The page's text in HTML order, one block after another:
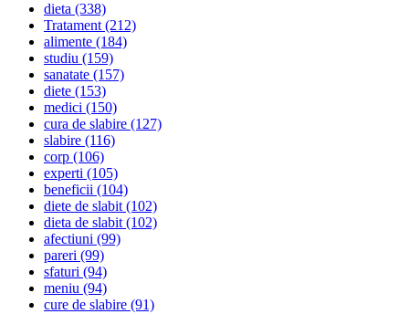
dieta (338)
Tratament(212)
alimente (184)
studiu (159)
sanatate (157)
diete (153)
medici (150)
cura de slabire (127)
slabire (116)
corp (106)
experti (105)
beneficii (104)
diete de slabit(102)
dieta de slabit(102)
afectiuni (99)
pareri (99)
sfaturi (94)
meniu (94)
cure de slabire (91)